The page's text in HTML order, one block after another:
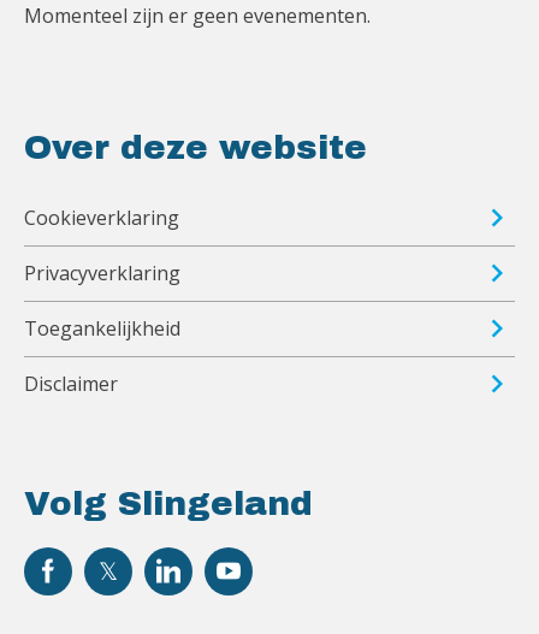
Volg Slingeland
Momenteel zijn er geen evenementen.
Over deze website
Cookieverklaring
Privacyverklaring
Toegankelijkheid
Disclaimer